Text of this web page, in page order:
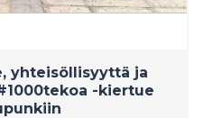
yhteisöllisyyttä ja
-kiertue